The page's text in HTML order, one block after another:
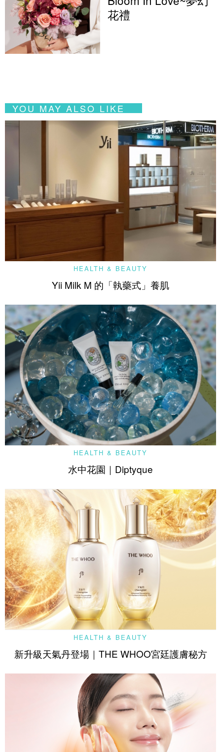
花禮
YOU MAY ALSO LIKE
HEALTH & BEAUTY
Yii Milk M 的「執藥式」養肌
HEALTH & BEAUTY
水中花園｜Diptyque
HEALTH & BEAUTY
新升級天氣丹登場｜THE WHOO宮廷護膚秘方